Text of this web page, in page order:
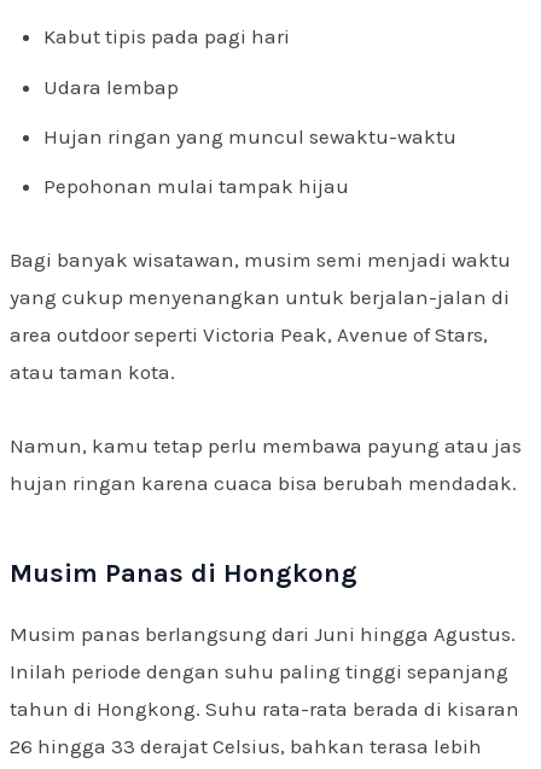
Kabut tipis pada pagi hari
Udara lembap
Hujan ringan yang muncul sewaktu-waktu
Pepohonan mulai tampak hijau
Bagi banyak wisatawan, musim semi menjadi waktu
yang cukup menyenangkan untuk berjalan-jalan di
area outdoor seperti Victoria Peak, Avenue of Stars,
atau taman kota.
Namun, kamu tetap perlu membawa payung atau jas
hujan ringan karena cuaca bisa berubah mendadak.
Musim Panas di Hongkong
Musim panas berlangsung dari Juni hingga Agustus.
Inilah periode dengan suhu paling tinggi sepanjang
tahun di Hongkong. Suhu rata-rata berada di kisaran
26 hingga 33 derajat Celsius, bahkan terasa lebih